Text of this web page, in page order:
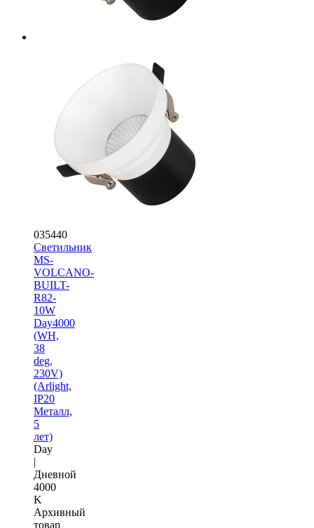
035440
Светильник
MS-
VOLCANO-
BUILT-
R82-
10W
Day4000
(WH,
38
deg,
230V)
(Arlight,
IP20
Металл,
5
лет)
Day
|
Дневной
4000
K
Архивный
товар